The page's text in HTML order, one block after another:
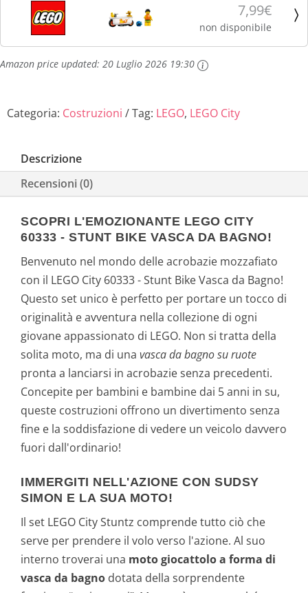
7,99€
non disponibile
Amazon price updated: 20 Luglio 2026 19:30
Categoria: Costruzioni Tag: LEGO, LEGO City
Descrizione
Recensioni (0)
SCOPRI L'EMOZIONANTE LEGO CITY
60333 - STUNT BIKE VASCA DA BAGNO!
Benvenuto nel mondo delle acrobazie mozzafiato
con il LEGO City 60333 - Stunt Bike Vasca da Bagno!
Questo set unico è perfetto per portare un tocco di
originalità e avventura nella collezione di ogni
giovane appassionato di LEGO. Non si tratta della
solita moto, ma di una vasca da bagno su ruote
pronta a lanciarsi in acrobazie senza precedenti.
Concepite per bambini e bambine dai 5 anni in su,
queste costruzioni offrono un divertimento senza
fine e la soddisfazione di vedere un veicolo davvero
fuori dall'ordinario!
IMMERGITI NELL'AZIONE CON SUDSY
SIMON E LA SUA MOTO!
Il set LEGO City Stuntz comprende tutto ciò che
serve per prendere il volo verso l'azione. Al suo
interno troverai una moto giocattolo a forma di
vasca da bagno dotata della sorprendente